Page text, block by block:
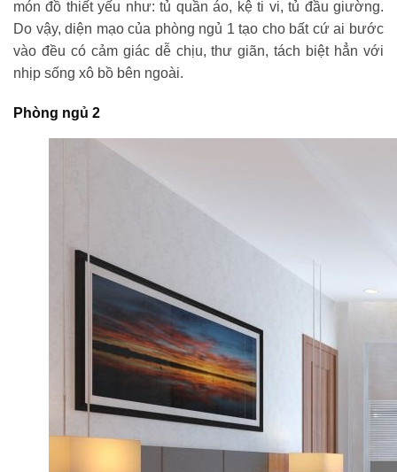
món đồ thiết yếu như: tủ quần áo, kệ ti vi, tủ đầu giường.
Do vậy, diện mạo của phòng ngủ 1 tạo cho bất cứ ai bước
vào đều có cảm giác dễ chịu, thư giãn, tách biệt hẳn với
nhịp sống xô bồ bên ngoài.
Phòng ngủ 2